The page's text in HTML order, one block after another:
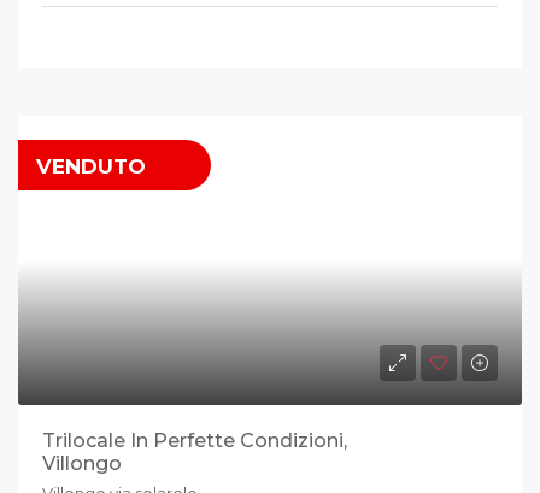
VENDUTO
Trilocale In Perfette Condizioni,
Villongo